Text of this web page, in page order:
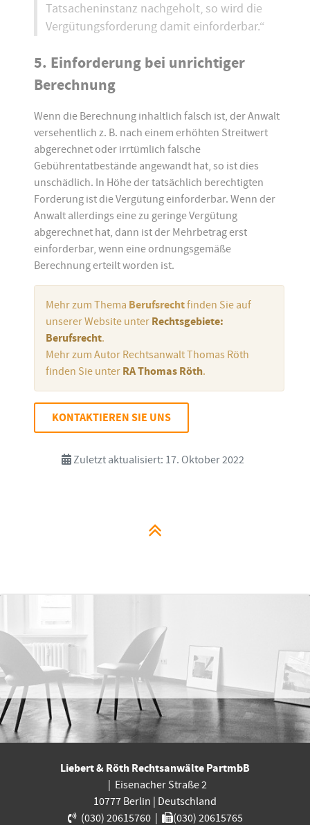
Tatsacheninstanz nachgeholt, so wird die
Vergütungsforderung damit einforderbar.“
5. Einforderung bei unrichtiger
Berechnung
Wenn die Berechnung inhaltlich falsch ist, der Anwalt
versehentlich z. B. nach einem erhöhten Streitwert
abgerechnet oder irrtümlich falsche
Gebührentatbestände angewandt hat, so ist dies
unschädlich. In Höhe der tatsächlich berechtigten
Forderung ist die Vergütung einforderbar. Wenn der
Anwalt allerdings eine zu geringe Vergütung
abgerechnet hat, dann ist der Mehrbetrag erst
einforderbar, wenn eine ordnungsgemäße
Berechnung erteilt worden ist.
Mehr zum Thema Berufsrechtfinden Sie auf
unserer Website unter Rechtsgebiete:
Berufsrecht.
Mehr zum Autor Rechtsanwalt Thomas Röth
finden Sie unter RA Thomas Röth.
KONTAKTIEREN SIE UNS
Zuletzt aktualisiert: 17. Oktober 2022
Liebert & Röth Rechtsanwälte PartmbB
Eisenacher Straße 2
10777 Berlin
Deutschland
(030) 20615760| (030) 20615765